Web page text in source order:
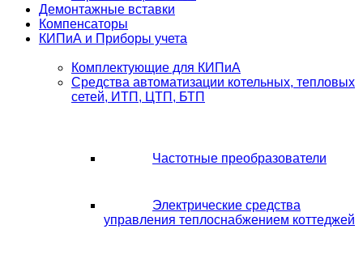
Демонтажные вставки
Компенсаторы
КИПиА и Приборы учета
Комплектующие для КИПиА
Средства автоматизации котельных, тепловых
сетей, ИТП, ЦТП, БТП
Частотные преобразователи
Электрические средства
управления теплоснабжением коттеджей